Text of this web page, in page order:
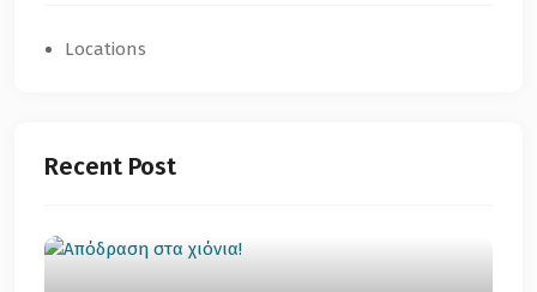
Locations
Recent Post